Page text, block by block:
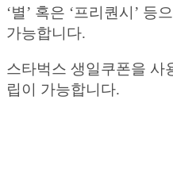
‘별’ 혹은 ‘프리퀀시’
가능합니다.
스타벅스 생일쿠폰을 사
립이 가능합니다.